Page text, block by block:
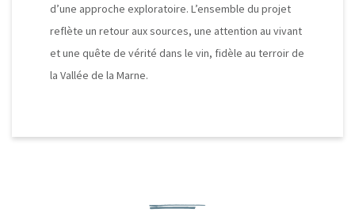
d’une approche exploratoire. L’ensemble du projet
reflète un retour aux sources, une attention au vivant
et une quête de vérité dans le vin, fidèle au terroir de
la Vallée de la Marne.